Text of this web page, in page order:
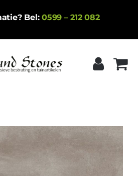
Bel:0599 – 212 082